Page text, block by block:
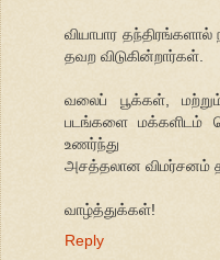
வியாபார
தவற விடுகின்றார்கள்.
வலைப் பூக்கள்,
படங்களை மக்களிடம்
உணர்ந்து
அசத்தலான விமர்சனம்
வாழ்த்துக்கள்!
Reply